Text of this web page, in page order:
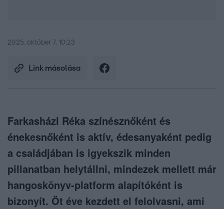
2025. október 7. 10:23
Link másolása
Farkasházi Réka színésznőként és
énekesnőként is aktív, édesanyaként pedig
a családjában is igyekszik minden
pillanatban helytállni, mindezek mellett már
hangoskönyv-platform alapítóként is
bizonyít. Öt éve kezdett el felolvasni, ami